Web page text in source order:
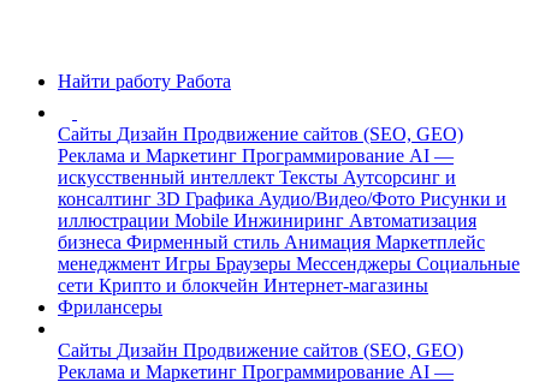
Найти работу Работа
Сайты Дизайн Продвижение сайтов (SEO, GEO)
Реклама и Маркетинг Программирование AI —
искусственный интеллект Тексты Аутсорсинг и
консалтинг 3D Графика Аудио/Видео/Фото Рисунки и
иллюстрации Mobile Инжиниринг Автоматизация
бизнеса Фирменный стиль Анимация Маркетплейс
менеджмент Игры Браузеры Мессенджеры Социальные
сети Крипто и блокчейн Интернет-магазины
Фрилансеры
Сайты Дизайн Продвижение сайтов (SEO, GEO)
Реклама и Маркетинг Программирование AI —